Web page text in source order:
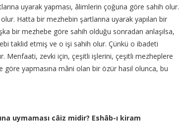
uyarak yapması, âlimlerin çoğuna göre sahih olur.
Hatta bir mezhebin şartlarına uyarak yapılan bir
bir mezhebe göre sahih olduğu sonradan anlaşılsa,
taklid etmiş ve o işi sahih olur. Çünkü o ibadeti
Menfaati, zevki için, çeşitli işlerini, çeşitli mezheplere
yapmasına mâni olan bir özür hasıl olunca, bu
uymaması câiz midir? Eshâb-ı kiram